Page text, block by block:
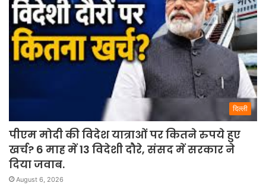
दिल्ली
पीएम मोदी की विदेश यात्राओं पर कितने रुपये हुए
खर्च? 6 माह में 13 विदेशी दौरे, संसद में सरकार ने
दिया जवाब.
August 6, 2026